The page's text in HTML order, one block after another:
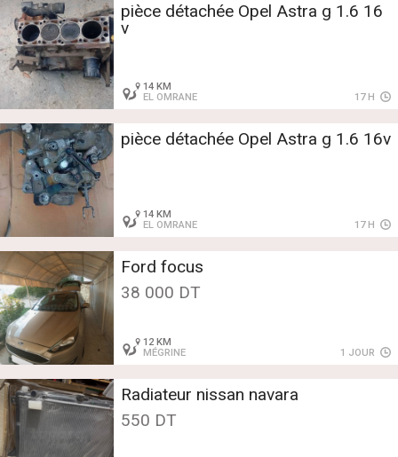
pièce détachée Opel Astra g 1.6 16
v
14 KM
EL OMRANE
17 H
pièce détachée Opel Astra g 1.6 16v
14 KM
EL OMRANE
17 H
Ford focus
38 000 DT
12 KM
MÉGRINE
1 JOUR
Radiateur nissan navara
550 DT